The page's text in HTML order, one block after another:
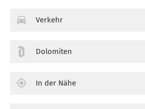
Verkehr
Dolomiten
In der Nähe